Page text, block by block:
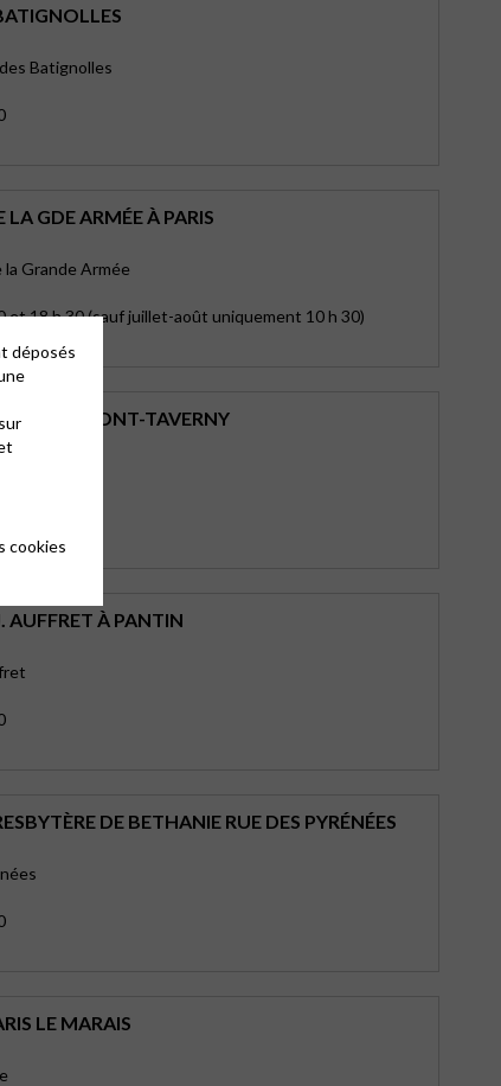
Batignolles
LA GDE ARMÉE À PARIS
Grande Armée
et 18 h 30 (sauf juillet-août uniquement 10 h 30)
D’ERMONT-TAVERNY
AUFFRET À PANTIN
DE BETHANIE RUE DES PYRÉNÉES
LE MARAIS
déposés
cookies